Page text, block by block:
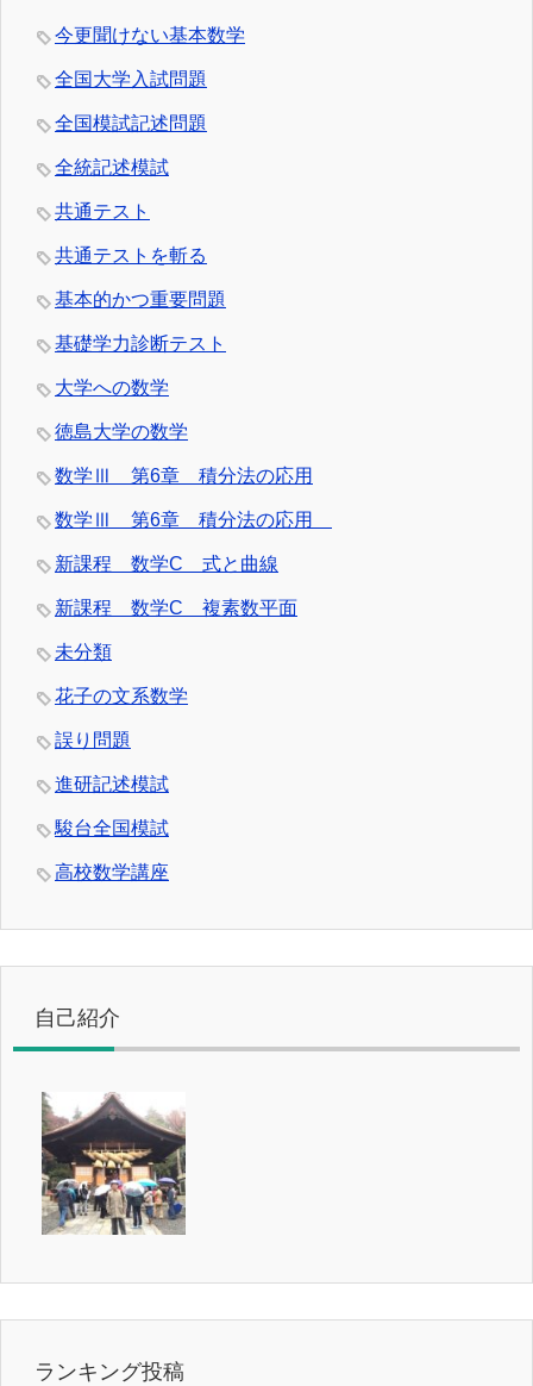
今更聞けない基本数学
全国大学入試問題
全国模試記述問題
全統記述模試
共通テスト
共通テストを斬る
基本的かつ重要問題
基礎学力診断テスト
大学への数学
徳島大学の数学
数学Ⅲ 第6章 積分法の応用
数学Ⅲ 第6章 積分法の応用
新課程 数学C 式と曲線
新課程 数学C 複素数平面
未分類
花子の文系数学
誤り問題
進研記述模試
駿台全国模試
高校数学講座
自己紹介
ランキング投稿